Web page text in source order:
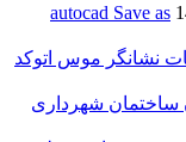
نشانگر موس اتوکد
ساختمان شهرداری